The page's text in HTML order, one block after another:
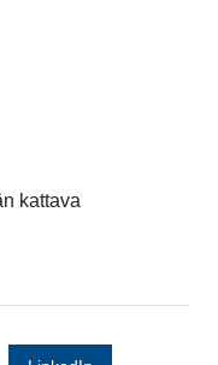
kattava